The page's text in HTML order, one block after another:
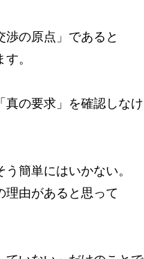
渉の原点」であると
。
真の要求」を確認しなけ
う簡単にはいかない。
理由があると思って